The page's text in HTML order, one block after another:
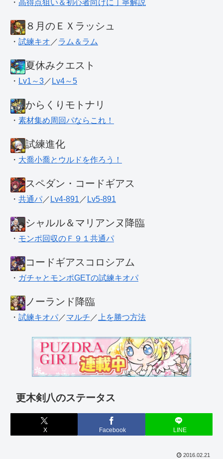
・ 高得点狙い＆初心者向けに丁寧解説
８月のＥＸラッシュ
・ 試練キオ ／ラム＆ラム
夏休みクエスト
・ Lv1～3 ／ Lv4～5
からくりモトナリ
・ 素材集め周回パならこれ！
試練進化
・ 大喬小喬とウルドを作ろう！
スペダン・コードギアス
・ 共通パ ／ Lv4-891 ／ Lv5-891
シャルル＆マリアンヌ降臨
・ モンポ回収のＦ９１共通パ
コードギアスコロシアム
・ ガチャとモンポGETの試練キオパ
ノーランド降臨
・ 試練キオパ ／マルチ ／ 上を勝つ方法
更木剣八のステータス
X Facebook LINE
2016.02.21